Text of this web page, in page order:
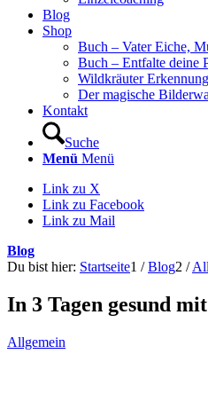
Blog
Shop
Buch – Vater Eiche,
Buch – Entfalte deine
Wildkräuter
Der magische
Kontakt
Suche
Menü Menü
Link zu X
Link zu Facebook
Link zu Mail
Blog
Du bist hier: Startseite1 / Blog2 /
In 3 Tagen gesund
Allgemein